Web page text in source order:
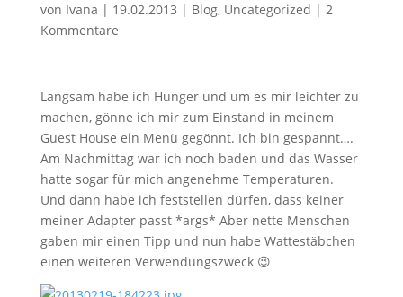
von Ivana | 19.02.2013 | Blog, Uncategorized | 2
Kommentare
Langsam habe ich Hunger und um es mir leichter zu
machen, gönne ich mir zum Einstand in meinem
Guest House ein Menü gegönnt. Ich bin gespannt….
Am Nachmittag war ich noch baden und das Wasser
hatte sogar für mich angenehme Temperaturen.
Und dann habe ich feststellen dürfen, dass keiner
meiner Adapter passt *args* Aber nette Menschen
gaben mir einen Tipp und nun habe Wattestäbchen
einen weiteren Verwendungszweck 😉